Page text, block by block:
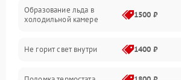
Образование льда в
холодильной камере
1500 ₽
Не горит свет внутри 1400 ₽